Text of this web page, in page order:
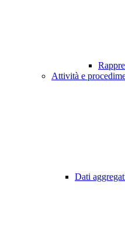
Attività e
Dati